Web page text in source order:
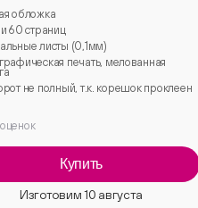
обложка
60 страниц
листы (0,1мм)
печать, мелованная
не полный, т.к. корешок проклеен
Купить